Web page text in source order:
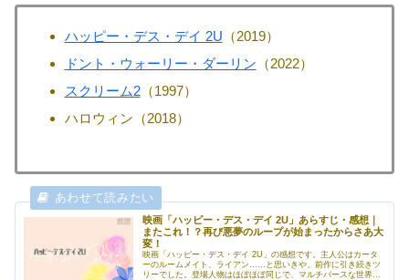
ハッピー・デス・デイ 2U （2019）
ドント・ウォーリー・ダーリン （2022）
スクリーム2（1997）
ハロウィン（2018）
映画「ハッピー・デス・デイ 2U」あらすじ・感想｜
またこれ！？再び悪夢のループが始まったからさあ大
変！
映画「ハッピー・デス・デイ 2U」の感想です。主人公はカータ
ーのルームメイト、ライアン……と思いきや、前作に引き続きツ
リーでした。登場人物はほぼほぼ同じで、マルチバースな世界